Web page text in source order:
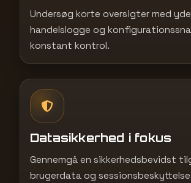
Undersøg korte oversigter med
handelslogge og
konstant kontrol.
Datasikkerhed i fokus
Gennemgå en sikkerhedsbevidst
brugerdata og